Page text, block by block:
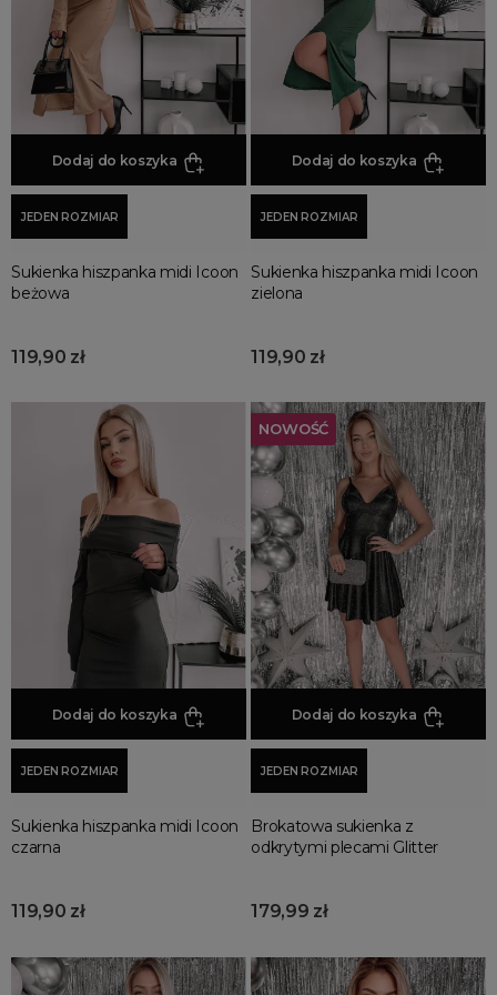
Sukienki na co dzień
Sukienki oversize
Sukienki koronkowe
Sukienki koktajlowe
Sukienki do pracy
Sukienki boho
Sukienki na imprezę
Sukienki bez rękawów
Sukienki z krótkim rękawem
Sukienki dopasowane
Sukienki z rozcięciem
Sukienki welurowe
Sukienki na studniówkę
Sukienki na każda okazję
Sukienki przekładane
Sukienki z falbankami
Sukienki proste
Sukienki w panterkę
Sukienki z marszczeniem
Sukienki dzianinowe
Sukienki koszulowe
Sukienki asymetryczne
Sukienki swetrowe
Sukienki eleganckie
Sukienki dresowe
Dodaj do koszyka
JEDEN ROZMIAR
Sukienka hiszpanka midi Icoon
beżowa
119,90 zł
Dodaj do koszyka
JEDEN ROZMIAR
Sukienka hiszpanka midi Icoon
zielona
119,90 zł
Dodaj do koszyka
JEDEN ROZMIAR
Sukienka hiszpanka midi Icoon
czarna
119,90 zł
Dodaj do koszyka
JEDEN ROZMIAR
Brokatowa sukienka z
odkrytymi plecami Glitter
179,99 zł
NOWOŚĆ